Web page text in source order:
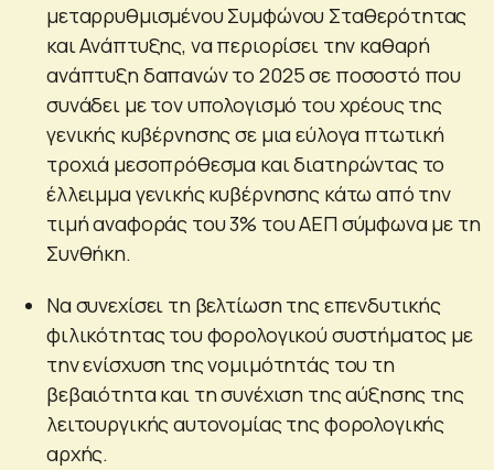
μεταρρυθμισμένου Συμφώνου Σταθερότητας
και Ανάπτυξης, να περιορίσει την καθαρή
ανάπτυξη δαπανών το 2025 σε ποσοστό που
συνάδει με τον υπολογισμό του χρέους της
γενικής κυβέρνησης σε μια εύλογα πτωτική
τροχιά μεσοπρόθεσμα και διατηρώντας το
έλλειμμα γενικής κυβέρνησης κάτω από την
τιμή αναφοράς του 3% του ΑΕΠ σύμφωνα με τη
Συνθήκη.
Να συνεχίσει τη βελτίωση της επενδυτικής
φιλικότητας του φορολογικού συστήματος με
την ενίσχυση της νομιμότητάς του τη
βεβαιότητα και τη συνέχιση της αύξησης της
λειτουργικής αυτονομίας της φορολογικής
αρχής.